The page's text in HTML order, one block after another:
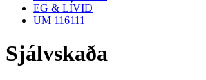
EG & LÍVIÐ
UM 116111
Sjálvskaða